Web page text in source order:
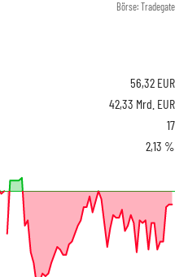
Börse: Tradegate
56,32 EUR
42,33 Mrd. EUR
17
2,13 %